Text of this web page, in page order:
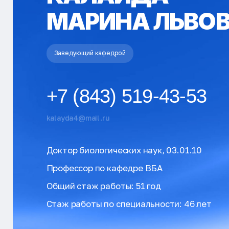
МАРИНА
Заведующий кафедрой
+7 (843) 519-43-53
kalayda4@mail.ru
Доктор биологических наук, 03.01.10
Профессор по кафедре ВБА
Общий стаж работы: 51 год
Стаж работы по специальности: 46 лет